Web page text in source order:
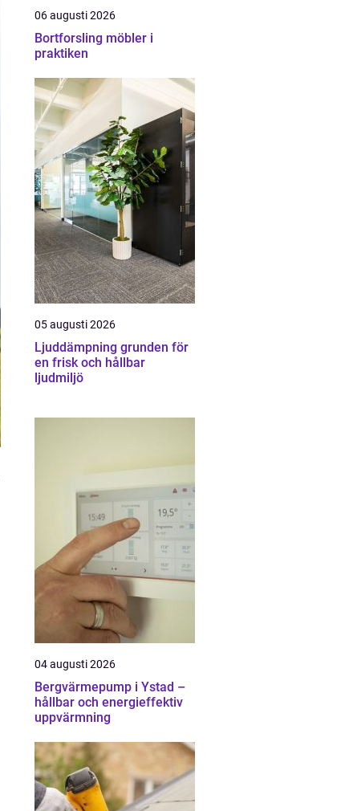
06 augusti 2026
Bortforsling möbler i
praktiken
05 augusti 2026
Ljuddämpning grunden för
en frisk och hållbar
ljudmiljö
04 augusti 2026
Bergvärmepump i Ystad –
hållbar och energieffektiv
uppvärmning